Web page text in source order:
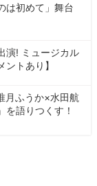
は初めて」舞台
演! ミュージカル
ントあり】
月ふうか×水田航
語りつくす！